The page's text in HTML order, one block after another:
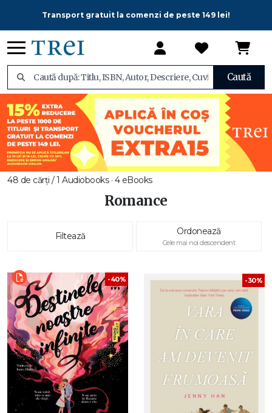
Transport gratuit la comenzi de peste 149 lei!
Caută
48 de cărți / 1 Audiobooks · 4 eBooks
Romance
Filtează Ordonează
Cele mai noi descendent
-40% -30%